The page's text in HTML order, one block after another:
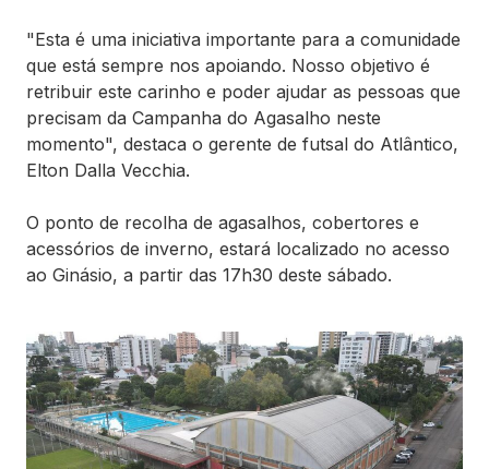
"Esta é uma iniciativa importante para a comunidade
que está sempre nos apoiando. Nosso objetivo é
retribuir este carinho e poder ajudar as pessoas que
precisam da Campanha do Agasalho neste
momento", destaca o gerente de futsal do Atlântico,
Elton Dalla Vecchia.
O ponto de recolha de agasalhos, cobertores e
acessórios de inverno, estará localizado no acesso
ao Ginásio, a partir das 17h30 deste sábado.